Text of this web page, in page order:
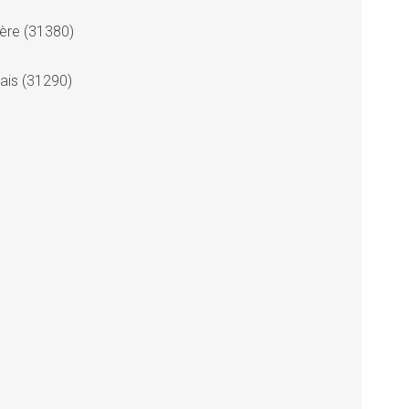
(31380)
(31290)